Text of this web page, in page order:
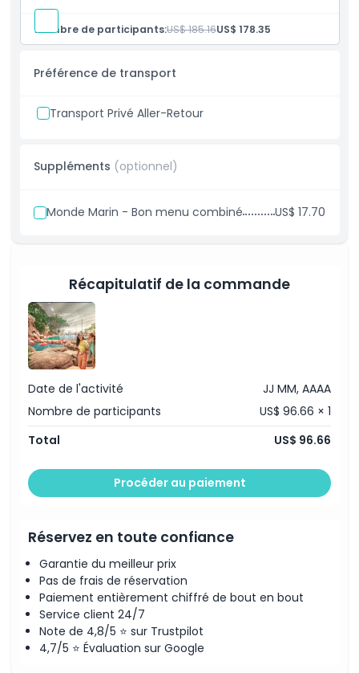
Entrée simple à Yas Monde Aquatique Abou Dabi et à
Monde Marin Abou Dabi.
Accès illimité à tous les manèges, toboggans et
Nombre de participants:US$ 185.16US$ 178.35
Préférence de transport
Transport Privé Aller-Retour
Suppléments (optionnel)
Monde Marin - Bon menu combiné US$ 17.70
Récapitulatif de la commande
Date de l'activité
JJ MM, AAAA
Nombre de participants
US$ 96.66 × 1
Total
US$ 96.66
Procéder au paiement
Réservez en toute confiance
Garantie du meilleur prix
Pas de frais de réservation
Paiement entièrement chiffré de bout en bout
Service client 24/7
Note de 4,8/5 ⭐ sur Trustpilot
4,7/5 ⭐ Évaluation sur Google